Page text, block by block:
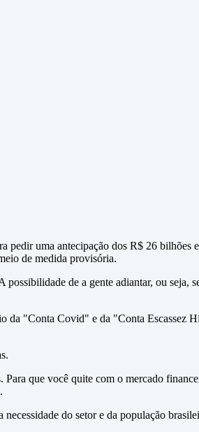
uma antecipação dos R$ 26 bilhões
de medida provisória.
de a gente adiantar, ou seja,
da "Conta Covid" e da "Conta Escassez
que você quite com o mercado
do setor e da população